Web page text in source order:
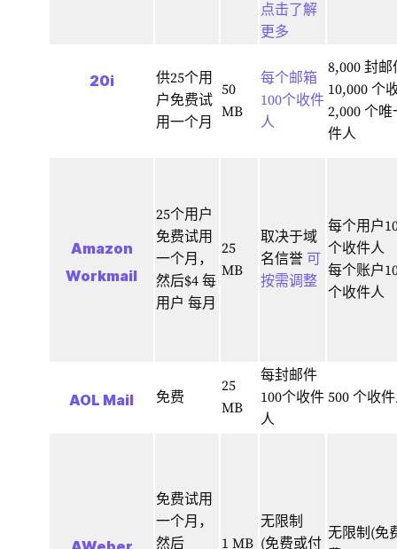
点击了解
更多
20i
供25个用
户免费试
用一个月
50
MB
每个邮箱
100个收件
人
8,000 封邮
10,000 个
2,000 个唯
件人
Amazon
Workmail
25个用户
免费试用
一个月，
然后$4 每
用户 每月
25
MB
取决于域
名信誉 可
按需调整
每个用户
个收件人
每个账户
个收件人
AOL Mail 免费
25
MB
每封邮件
100个收件
人
500 个收
免费试用
一个月，
然后
1 MB
无限制
(免费或付
无限制(免